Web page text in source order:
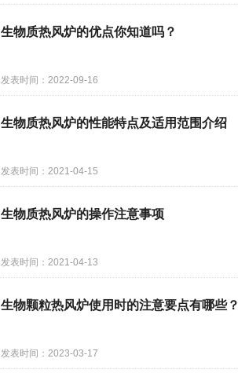
生物质热风炉的优点你知道吗？
发表时间：2022-09-16
生物质热风炉的性能特点及适用范围介绍
发表时间：2021-04-15
生物质热风炉的操作注意事项
发表时间：2021-04-13
生物颗粒热风炉使用时的注意要点有哪些？
发表时间：2023-03-17